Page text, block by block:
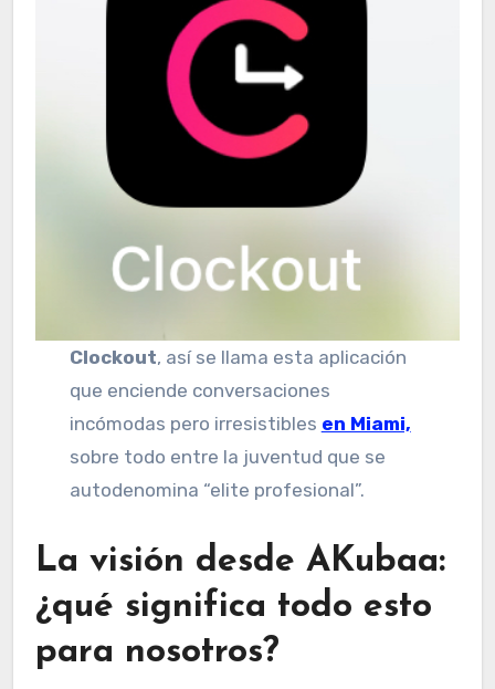
Clockout, así se llama esta aplicación
que enciende conversaciones
incómodas pero irresistibles en Miami,
sobre todo entre la juventud que se
autodenomina “elite profesional”.
La visión desde AKubaa:
¿qué significa todo esto
para nosotros?